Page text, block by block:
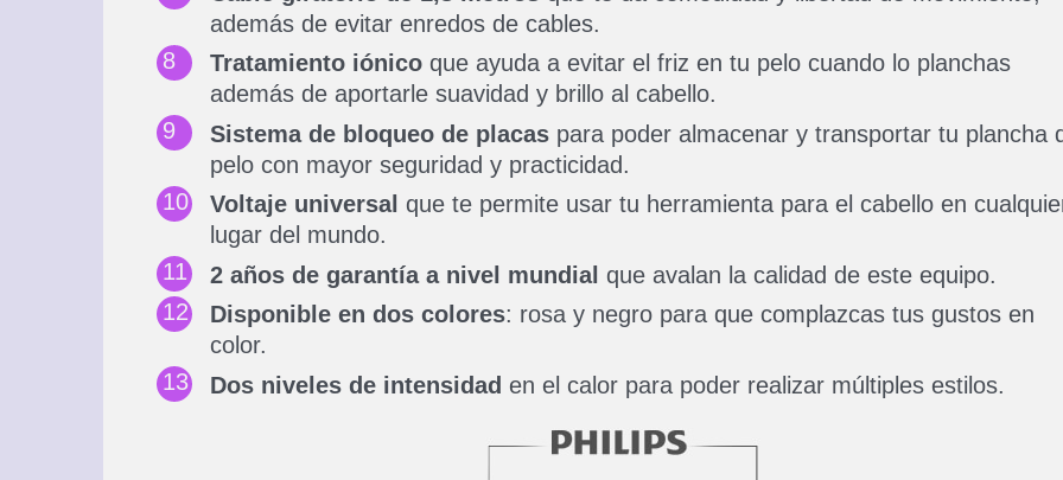
además de evitar enredos de cables.
Tratamiento iónico que ayuda a evitar el friz en tu pelo cuando lo planchas
además de aportarle suavidad y brillo al cabello.
Sistema de bloqueo de placas para poder almacenar y transportar tu plancha
pelo con mayor seguridad y practicidad.
Voltaje universal que te permite usar tu herramienta para el cabello en
lugar del mundo.
2 años de garantía a nivel mundial que avalan la calidad de este equipo.
Disponible en dos colores: rosa y negro para que complazcas tus gustos en
color.
Dos niveles de intensidad en el calor para poder realizar múltiples estilos.